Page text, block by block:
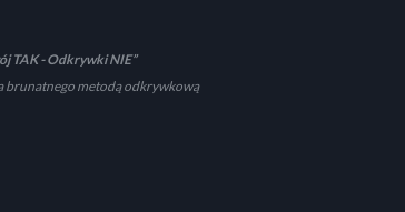
TAK - Odkrywki NIE”
brunatnego metodą odkrywkową